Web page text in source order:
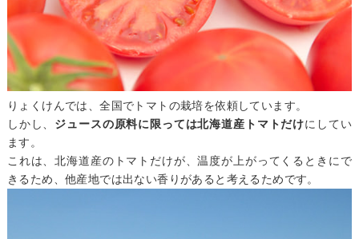
りょくけんでは、全国でトマトの栽培を依頼しています。
しかし、 ジュースの原料に限っては北海道産トマトだけにしてい
ます。
これは、北海道産のトマトだけが、温度が上がってくるときにで
きるため、他産地では出ない香りがあると考えるためです。